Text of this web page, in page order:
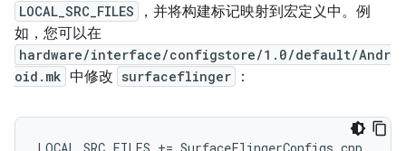
LOCAL_SRC_FILES
，并将构建标记映射到宏定义中。例
如，您可以在
hardware/interface/configstore/1.0/default/Andr
oid.mk 中修改 surfaceflinger ：